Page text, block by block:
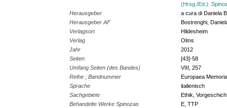
(Hrsg./Ed.):
Herausgeber
a cura di Daniela
Herausgeber AF
Bostrenghi,
Verlagsort
Hildesheim
Verlag
Olms
Jahr
2012
Seiten
[43]-58
Umfang Seiten (des Bandes)
VIII, 257
Reihe ; Bandnummer
Europaea
Sprache
italienisch
Sachgebiete
Ethik,
Behandelte Werke Spinozas
E, TTP